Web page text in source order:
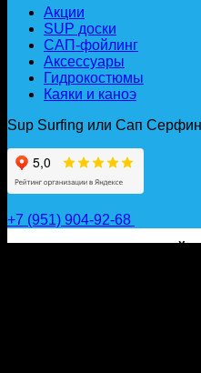
Акции
SUP доски
САП-фойлинг
Аксессуары
Гидрокостюмы
Каяки и каноэ
Sup Surfing или Сап
+7 (951) 904-92-68